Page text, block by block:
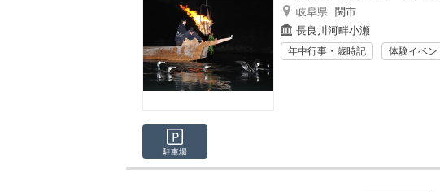
岐阜県
関市
長良川河畔小瀬
年中行事・歳時記 体験イベン
駐車場